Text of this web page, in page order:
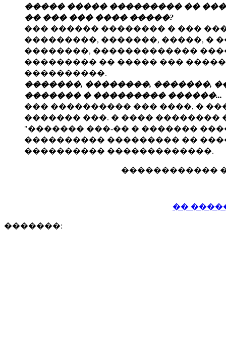
����� ����� ��������� ��
�� ��� ��� ���� �����?
��� ������ �������� � ���
���������, �������, �����, �
��������, �������������
��������� �� ����� ���
����������.
�������, ��������, �������,
������� � ��������� ������...
��� ���������� ��� ����, �
������� ���. � ���� ��������
"������� ���-�� � �������
���������� ��������� ��
���������� �������������.
������������
��
�������: